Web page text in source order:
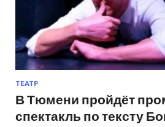
ТЕАТР
В Тюмени пройдёт
спектакль по тексту